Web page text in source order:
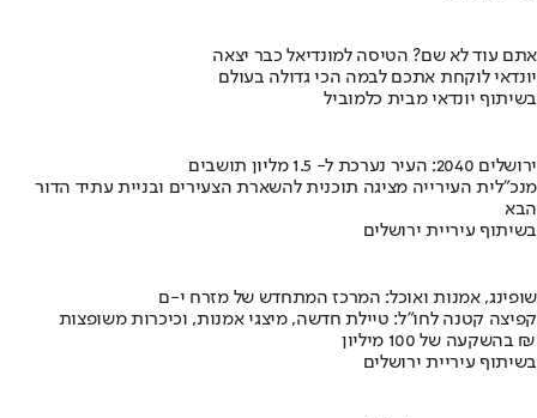
אתם עוד לא שם? הטיסה למונדיאל כבר יצאה
יונדאי לוקחת אתכם לבמה הכי גדולה בעולם
בשיתוף יונדאי מבית כלמוביל
ירושלים 2040: העיר נערכת ל- 1.5 מליון תושבים
מנכ"לית העירייה מציגה תוכנית להשארת הצעירים ובניית עתיד הדור
הבא
בשיתוף עיריית ירושלים
שופינג, אמנות ואוכל: המרכז המתחדש של מזרח י-ם
קפיצה קטנה לחו"ל: טיילת חדשה, מיצגי אמנות, וכיכרות משופצות
בהשקעה של 100 מיליון ₪
בשיתוף עיריית ירושלים